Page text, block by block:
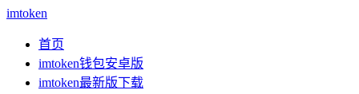
imtoken
首页
imtoken钱包安卓版
imtoken最新版下载